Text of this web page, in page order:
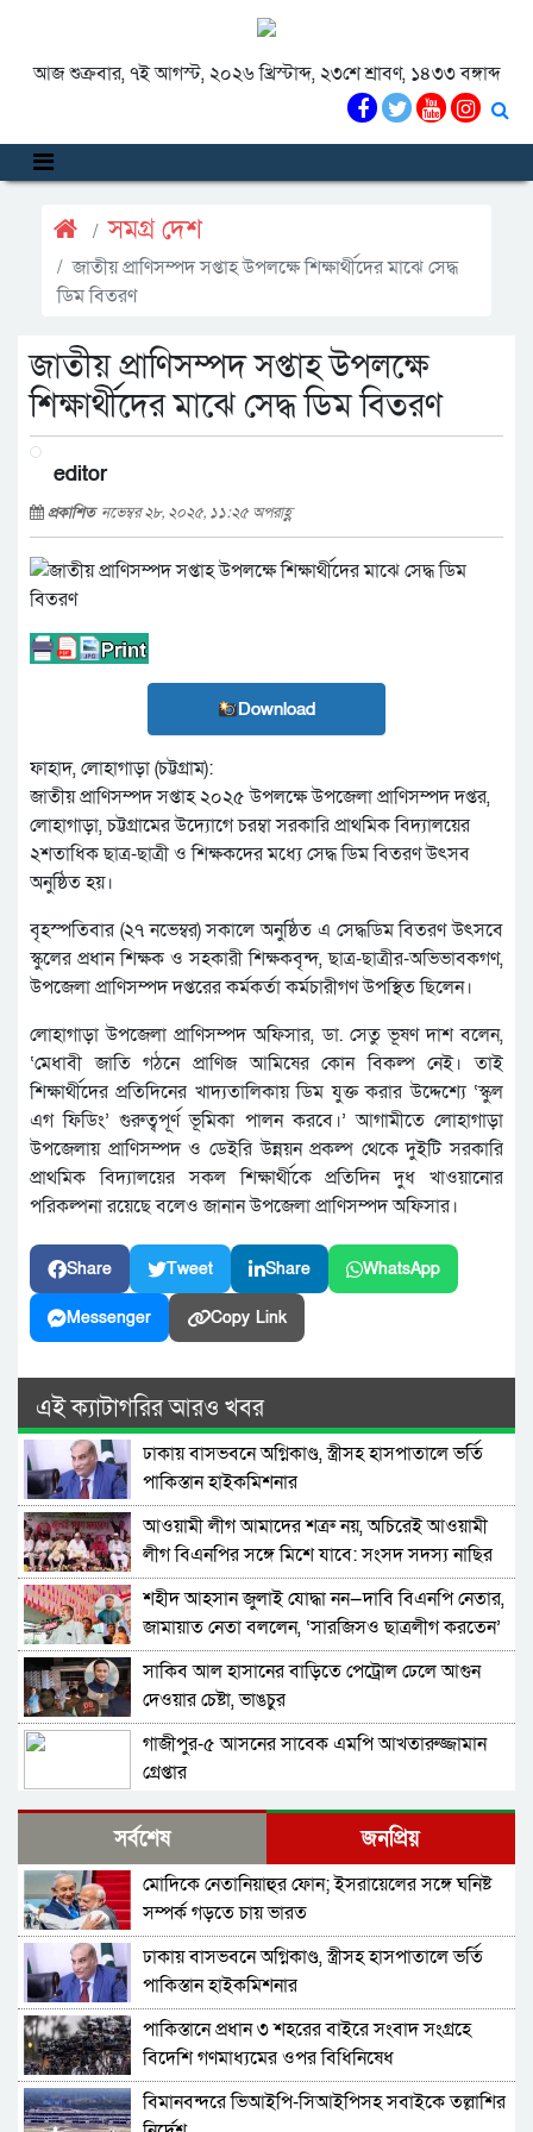
আজ শুক্রবার, ৭ই আগস্ট, ২০২৬ খ্রিস্টাব্দ, ২৩শে শ্রাবণ, ১৪৩৩ বঙ্গাব্দ
সমগ্র দেশ
জাতীয় প্রাণিসম্পদ সপ্তাহ উপলক্ষে শিক্ষার্থীদের মাঝে সেদ্ধ
ডিম বিতরণ
জাতীয় প্রাণিসম্পদ সপ্তাহ উপলক্ষে
শিক্ষার্থীদের মাঝে সেদ্ধ ডিম বিতরণ
editor
প্রকাশিত নভেম্বর ২৮, ২০২৫, ১১:২৫ অপরাহ্ণ
Download
ফাহাদ, লোহাগাড়া (চট্টগ্রাম):
জাতীয় প্রাণিসম্পদ সপ্তাহ ২০২৫ উপলক্ষে উপজেলা প্রাণিসম্পদ দপ্তর,
লোহাগাড়া, চট্টগ্রামের উদ্যোগে চরম্বা সরকারি প্রাথমিক বিদ্যালয়ের
২শতাধিক ছাত্র-ছাত্রী ও শিক্ষকদের মধ্যে সেদ্ধ ডিম বিতরণ উৎসব
অনুষ্ঠিত হয়।
বৃহস্পতিবার (২৭ নভেম্বর) সকালে অনুষ্ঠিত এ সেদ্ধডিম বিতরণ উৎসবে
স্কুলের প্রধান শিক্ষক ও সহকারী শিক্ষকবৃন্দ, ছাত্র-ছাত্রীর-অভিভাবকগণ,
উপজেলা প্রাণিসম্পদ দপ্তরের কর্মকর্তা কর্মচারীগণ উপস্থিত ছিলেন।
লোহাগাড়া উপজেলা প্রাণিসম্পদ অফিসার, ডা. সেতু ভূষণ দাশ বলেন,
‘মেধাবী জাতি গঠনে প্রাণিজ আমিষের কোন বিকল্প নেই। তাই
শিক্ষার্থীদের প্রতিদিনের খাদ্যতালিকায় ডিম যুক্ত করার উদ্দেশ্যে ‘স্কুল
এগ ফিডিং’ গুরুত্বপূর্ণ ভূমিকা পালন করবে।’ আগামীতে লোহাগাড়া
উপজেলায় প্রাণিসম্পদ ও ডেইরি উন্নয়ন প্রকল্প থেকে দুইটি সরকারি
প্রাথমিক বিদ্যালয়ের সকল শিক্ষার্থীকে প্রতিদিন দুধ খাওয়ানোর
পরিকল্পনা রয়েছে বলেও জানান উপজেলা প্রাণিসম্পদ অফিসার।
Share Tweet Share WhatsApp
Messenger Copy Link
এই ক্যাটাগরির আরও খবর
ঢাকায় বাসভবনে অগ্নিকাণ্ড, স্ত্রীসহ হাসপাতালে ভর্তি
পাকিস্তান হাইকমিশনার
আওয়ামী লীগ আমাদের শত্রু নয়, অচিরেই আওয়ামী
লীগ বিএনপির সঙ্গে মিশে যাবে: সংসদ সদস্য নাছির
শহীদ আহসান জুলাই যোদ্ধা নন—দাবি বিএনপি নেতার,
জামায়াত নেতা বললেন, ‘সারজিসও ছাত্রলীগ করতেন’
সাকিব আল হাসানের বাড়িতে পেট্রোল ঢেলে আগুন
দেওয়ার চেষ্টা, ভাঙচুর
গাজীপুর-৫ আসনের সাবেক এমপি আখতারুজ্জামান
গ্রেপ্তার
ফেনীর পুলিশ সুপার; যত কিছুই করি না কেন, কারোরই
মন রক্ষা করতে পারি না
জুলাই গণঅভ্যুত্থান দিবসে হবিগঞ্জে শহীদদের প্রতি
জেলা পুলিশের শ্রদ্ধা
মৌলভীবাজারে যথাযোগ্য মর্যাদায় পালিত জুলাই
গণঅভ্যুত্থান দিবস
কুষ্টিয়ায় নানা আয়োজনে জুলাই গণঅভ্যুত্থান দিবস
পালিত
বহিরাগতদের নিয়ে র‍্যালি করার অভিযোগকে কেন্দ্র
সর্বশেষ জনপ্রিয়
মোদিকে নেতানিয়াহুর ফোন; ইসরায়েলের সঙ্গে ঘনিষ্ট
সম্পর্ক গড়তে চায় ভারত
ঢাকায় বাসভবনে অগ্নিকাণ্ড, স্ত্রীসহ হাসপাতালে ভর্তি
পাকিস্তান হাইকমিশনার
পাকিস্তানে প্রধান ৩ শহরের বাইরে সংবাদ সংগ্রহে
বিদেশি গণমাধ্যমের ওপর বিধিনিষেধ
বিমানবন্দরে ভিআইপি-সিআইপিসহ সবাইকে তল্লাশির